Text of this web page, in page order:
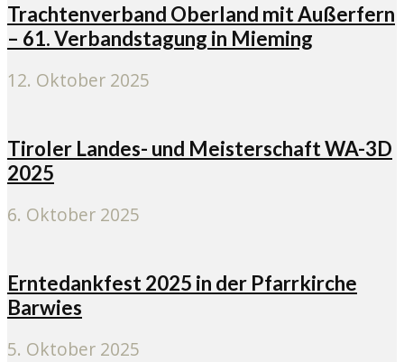
Trachtenverband Oberland mit Außerfern
– 61. Verbandstagung in Mieming
12. Oktober 2025
Tiroler Landes- und Meisterschaft WA-3D
2025
6. Oktober 2025
Erntedankfest 2025 in der Pfarrkirche
Barwies
5. Oktober 2025